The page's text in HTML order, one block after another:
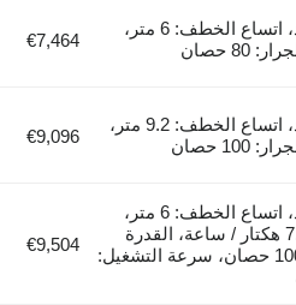
حالة المركبة: جديد، اتساع الخطف: 6 متر،
80 حصان
€7,464
حالة المركبة: جديد، اتساع الخطف: 9.2 متر،
حصان
€9,096
حالة المركبة: جديد، اتساع الخطف: 6 متر،
القدرة الإنتاجية: 7.2 هكتار / ساعة، القدرة
المطلوبة للجرار: 100 حصان، سرعة التشغيل:
€9,504